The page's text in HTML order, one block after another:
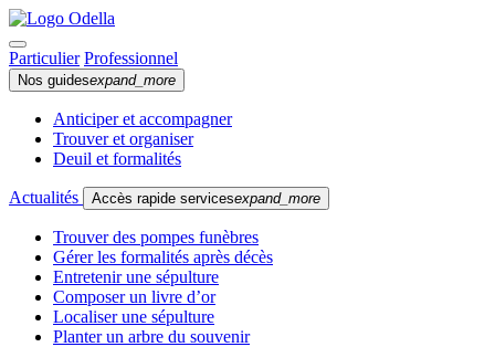
Particulier Professionnel
Nos guidesexpand_more
Anticiper et accompagner
Trouver et organiser
Deuil et formalités
Actualités Accès rapide servicesexpand_more
Trouver des pompes funèbres
Gérer les formalités après décès
Entretenir une sépulture
Composer un livre d’or
Localiser une sépulture
Planter un arbre du souvenir